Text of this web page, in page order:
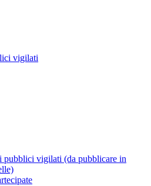
vigilati
pubblici vigilati (da pubblicare in